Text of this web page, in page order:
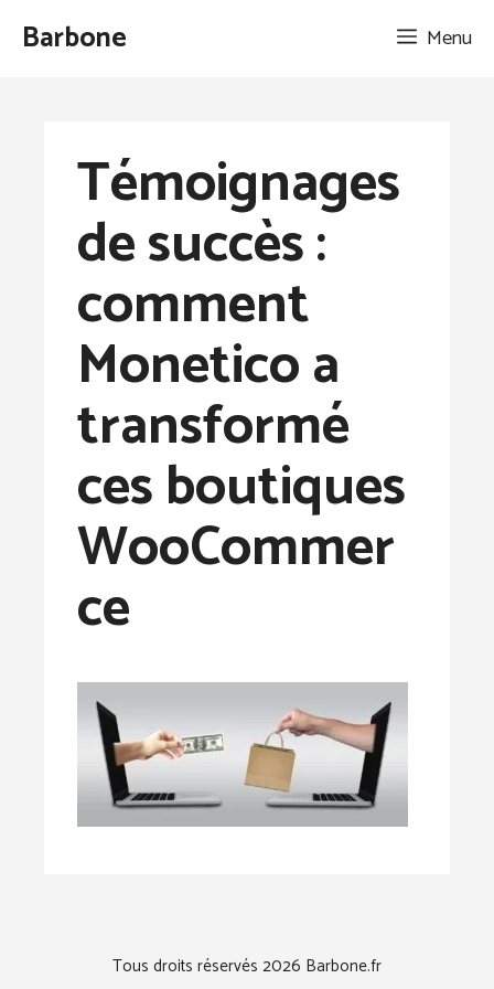
AllerBarbone Menu
Témoignages
de succès :
comment
Monetico a
transformé
ces boutiques
WooCommer
ce
Tous droits réservés 2026 Barbone.fr